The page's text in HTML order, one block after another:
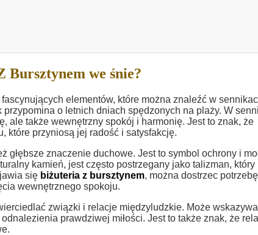
Bursztynem we śnie?
elementów, które można znaleźć w
przypomina o letnich dniach spędzonych na plaży. W
ale także wewnętrzny spokój i harmonię. Jest to znak, że
które przyniosą jej radość i satysfakcję.
głębsze znaczenie duchowe. Jest to symbol ochrony i
kamień, jest często postrzegany jako talizman, który
się biżuteria z bursztynem, można dostrzec potrzebę
wewnętrznego spokoju.
związki i relacje międzyludzkie. Może
prawdziwej miłości. Jest to także znak, że